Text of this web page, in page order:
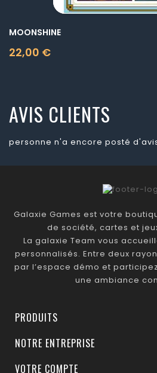
MOONSHINE
22,00 €
Prix
AVIS CLIENTS
personne n'a encore posté
Galaxie Games est votre
de société, cartes et
La galaxie Team vous
personnalisés. Entre deux
par l’espace démo et
une ambiance
PRODUITS
NOTRE ENTREPRISE
VOTRE COMPTE